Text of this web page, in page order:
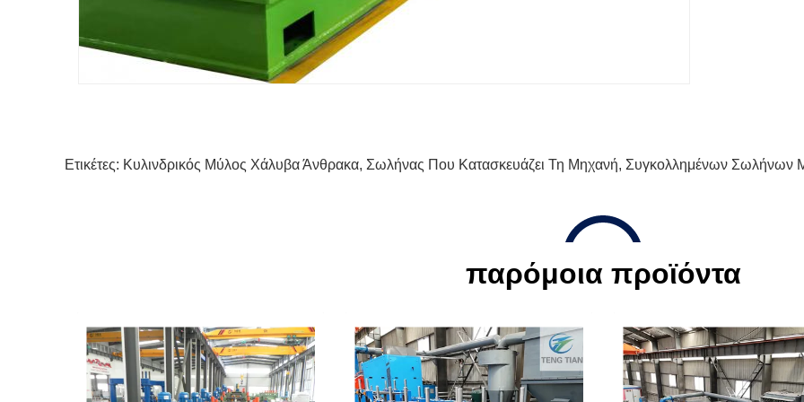
Ετικέτες: Κυλινδρικός Μύλος Χάλυβα Άνθρακα, Σωλήνας Που Κατασκευάζει Τη Μηχανή, Συγκολλημένων Σωλήνων
παρόμοια προϊόντα